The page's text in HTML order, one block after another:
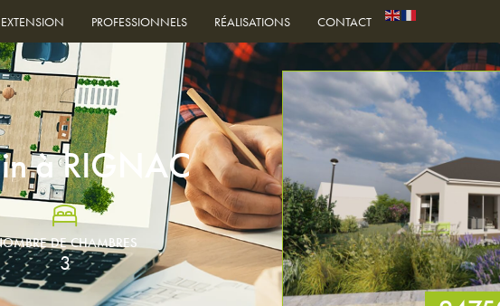
PROFESSIONNELS RÉALISATIONS CONTACT
à RIGNAC
DE CHAMBRES
3